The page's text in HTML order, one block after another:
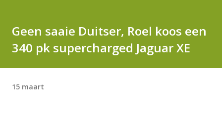
Geen saaie Duitser, Roel koos een
340 pk supercharged Jaguar XE
15 maart